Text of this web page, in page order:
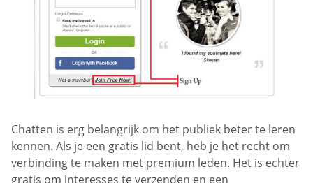
Chatten is erg belangrijk om het publiek beter te leren
kennen. Als je een gratis lid bent, heb je het recht om
verbinding te maken met premium leden. Het is echter
gratis om interesses te verzenden en een